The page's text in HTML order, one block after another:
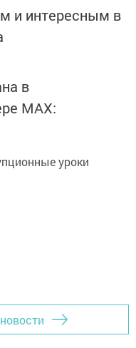
и интересным в
в
MАХ: